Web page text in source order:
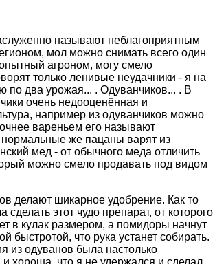
называют неблагоприятным
мол можно снимать всего один
агроном, могу смело
только ленивые неудачники - я на
по два урожая... . Одуванчиков... . В
очень недооценённая и
например из одуванчиков можно
вареньем его называют
же пацаны варят из
мед - от обычного меда отличить
можно смело продавать под видом
делают шикарное удобрение. Как то
сделать этот чудо препарат, от которого
в кулак размером, а помидоры начнут
быстротой, что рука устанет собирать.
из одуванов была настолько
хороша, что я не удержался и сделал